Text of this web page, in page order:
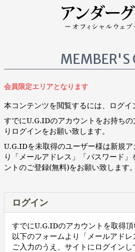
MEMBER'S
会員限定エリアとなります
本コンテンツを閲覧するには、ログイ
すでにU.G.IDのアカウントをお持ち
りログインをお願い致します。
U.G.IDを未取得のユーザー様は新規
り「メールアドレス」「パスワード
ントのご登録(無料)をお願い致します。
ログイン
すでにU.G.IDのアカウントを取得
以下のフォームより「メールアド
ご入力のうえ、サイトにログインし